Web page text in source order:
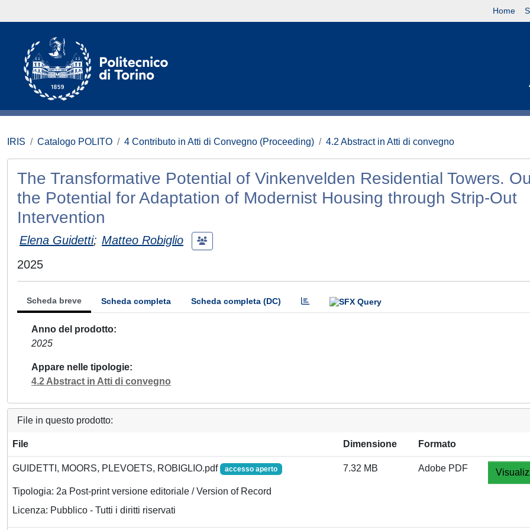
Home
IRIS Catalogo POLITO 4 Contributo in Atti di Convegno (Proceeding) 4.2 Abstract in Atti di convegno
The Transformative Potential of Vinkenvelden Residential Towers.
the Potential for Adaptation of Modernist Housing through Strip-Out
Intervention
Elena Guidetti; Matteo Robiglio
2025
Scheda breve Scheda completa Scheda completa (DC)
Anno del prodotto
2025
Appare nelle tipologie
4.2 Abstract in Atti di convegno
File in questo prodotto:
File Dimensione Formato
GUIDETTI, MOORS, PLEVOETS, ROBIGLIO.pdf accesso aperto
Tipologia: 2a Post-print versione editoriale / Version of Record
Licenza: Pubblico - Tutti i diritti riservati
7.32 MB Adobe PDF